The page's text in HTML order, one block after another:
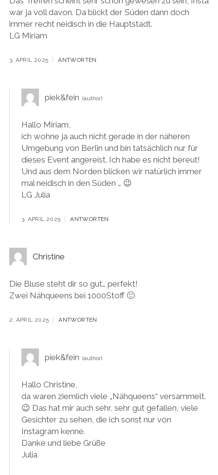
war ja voll davon. Da blickt der Süden dann doch
immer recht neidisch in die Hauptstadt.
LG Miriam
3. APRIL 2025 ANTWORTEN
piek&fein
Hallo Miriam,
ich wohne ja auch nicht gerade in der näheren
Umgebung von Berlin und bin tatsächlich nur für
dieses Event angereist. Ich habe es nicht bereut!
Und aus dem Norden blicken wir natürlich immer
mal neidisch in den Süden … 😉
LG Julia
3. APRIL 2025 ANTWORTEN
Christine
Die Bluse steht dir so gut… perfekt!
Zwei Nähqueens bei 1000Stoff 🙂
2. APRIL 2025 ANTWORTEN
piek&fein
Hallo Christine,
da waren ziemlich viele „Nähqueens“ versammelt.
😉 Das hat mir auch sehr, sehr gut gefallen, viele
Gesichter zu sehen, die ich sonst nur von
Instagram kenne.
Danke und liebe Grüße
Julia